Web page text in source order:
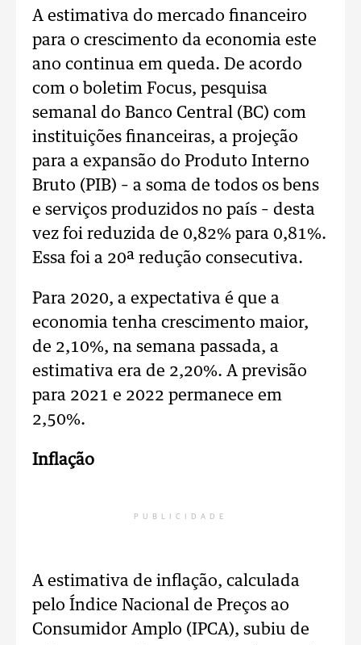
A estimativa do mercado financeiro
para o crescimento da economia este
ano continua em queda. De acordo
com o boletim Focus, pesquisa
semanal do Banco Central (BC) com
instituições financeiras, a projeção
para a expansão do Produto Interno
Bruto (PIB) – a soma de todos os bens
e serviços produzidos no país – desta
vez foi reduzida de 0,82% para 0,81%.
Essa foi a 20ª redução consecutiva.
Para 2020, a expectativa é que a
economia tenha crescimento maior,
de 2,10%, na semana passada, a
estimativa era de 2,20%. A previsão
para 2021 e 2022 permanece em
2,50%.
Inflação
PUBLICIDADE
A estimativa de inflação, calculada
pelo Índice Nacional de Preços ao
Consumidor Amplo (IPCA), subiu de